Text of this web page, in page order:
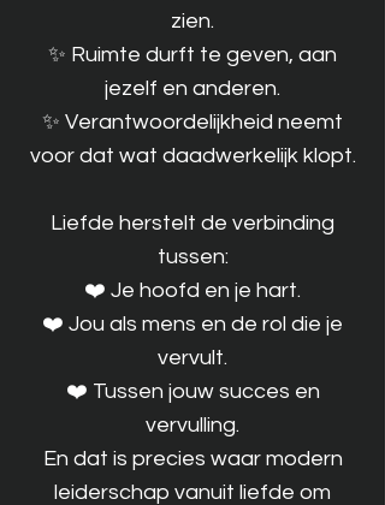
zien.
✨ Ruimte durft te geven, aan
jezelf en anderen.
✨ Verantwoordelijkheid neemt
voor dat wat daadwerkelijk klopt.
Liefde herstelt de verbinding
tussen:
❤️ Je hoofd en je hart.
❤️ Jou als mens en de rol die je
vervult.
❤️ Tussen jouw succes en
vervulling.
En dat is precies waar modern
leiderschap vanuit liefde om